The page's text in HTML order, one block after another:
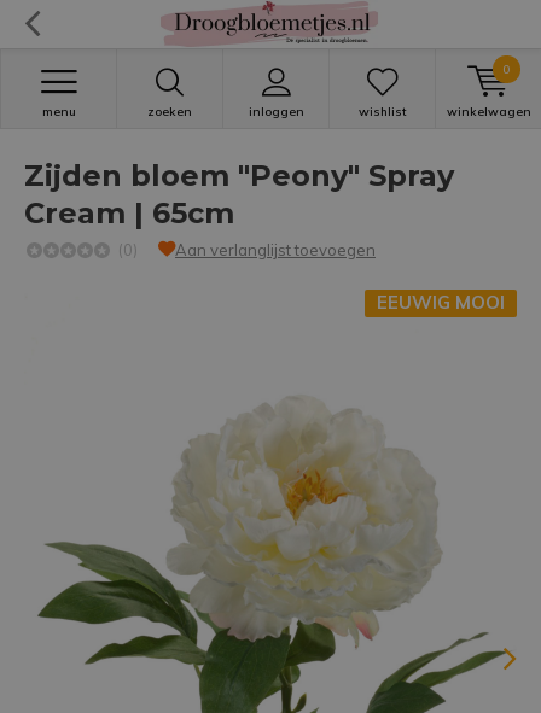
zoeken inloggen
menu wishlist winkelwagen
0
Zijden bloem "Peony" Spray
Cream | 65cm
(0) Aan verlanglijst toevoegen
EEUWIG MOOI